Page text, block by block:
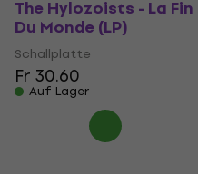
The Hylozoists - La Fin
Du Monde (LP)
Schallplatte
Fr 30.60
Auf Lager